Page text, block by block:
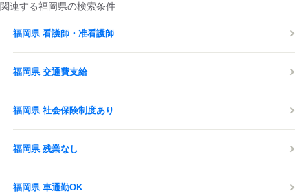
関連する福岡県の検索条件
福岡県 看護師・准看護師
福岡県 交通費支給
福岡県 社会保険制度あり
福岡県 残業なし
福岡県 車通勤OK